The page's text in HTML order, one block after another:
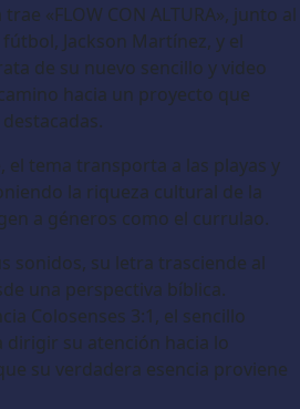
«FLOW CON ALTURA», junto al
Jackson Martínez, y el
de su nuevo sencillo y video
hacia un proyecto que
el tema transporta a las playas y
la riqueza cultural de la
a géneros como el currulao.
sonidos, su letra trasciende al
una perspectiva bíblica.
Colosenses 3:1, el sencillo
dirigir su atención hacia lo
su verdadera esencia proviene